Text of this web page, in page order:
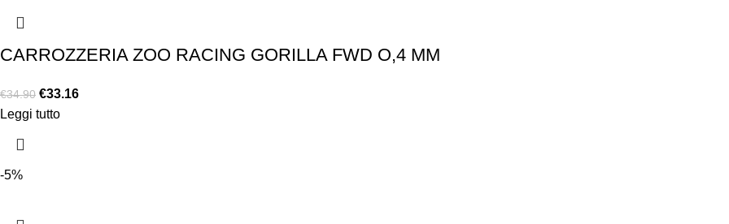
CARROZZERIA ZOO RACING GORILLA FWD O,4 MM
€34.90 €33.16
Leggi tutto
-5%